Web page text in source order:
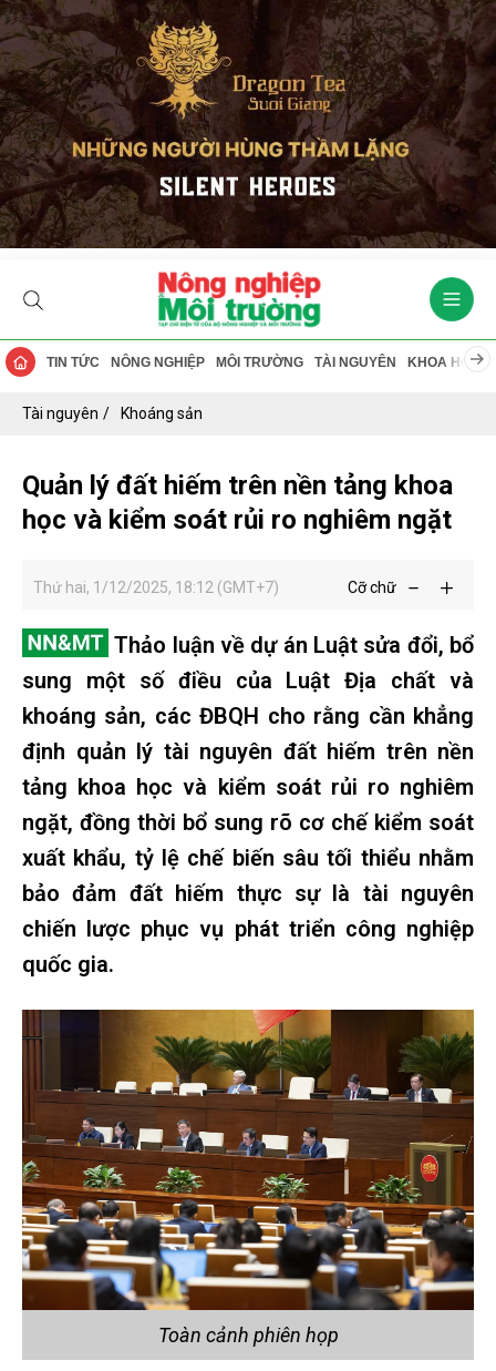
TIN TỨC NÔNG NGHIỆP MÔI TRƯỜNG TÀI NGUYÊN KHOA HỌC
Tài nguyên Khoáng sản
Quản lý đất hiếm trên nền tảng khoa
học và kiểm soát rủi ro nghiêm ngặt
Thứ hai, 1/12/2025, 18:12 (GMT+7) Cỡ chữ
Thảo luận về dự án Luật sửa đổi, bổ
sung một số điều của Luật Địa chất và
khoáng sản, các ĐBQH cho rằng cần khẳng
định quản lý tài nguyên đất hiếm trên nền
tảng khoa học và kiểm soát rủi ro nghiêm
ngặt, đồng thời bổ sung rõ cơ chế kiểm soát
xuất khẩu, tỷ lệ chế biến sâu tối thiểu nhằm
bảo đảm đất hiếm thực sự là tài nguyên
chiến lược phục vụ phát triển công nghiệp
quốc gia.
Toàn cảnh phiên họp